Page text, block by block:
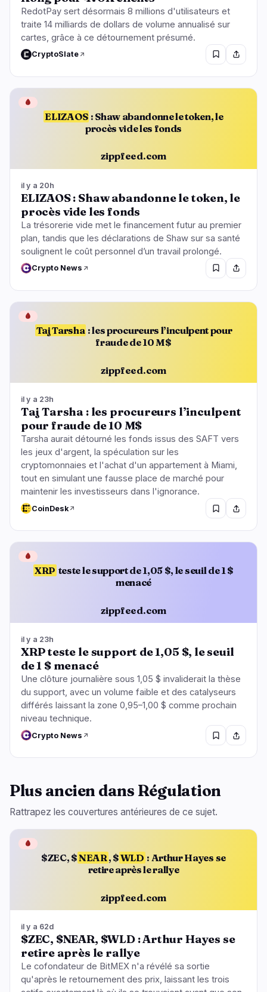
RedotPay sert désormais 8 millions d'utilisateurs et
traite 14 milliards de dollars de volume annualisé sur
cartes, grâce à ce détournement présumé.
CryptoSlate
ELIZAOS : Shaw abandonne le token, le
procès vide les fonds
zippfeed.com
🩸
il y a 20h
ELIZAOS : Shaw abandonne le token, le
procès vide les fonds
La trésorerie vide met le financement futur au premier
plan, tandis que les déclarations de Shaw sur sa santé
soulignent le coût personnel d’un travail prolongé.
Crypto News
Taj Tarsha : les procureurs l’inculpent pour
fraude de 10 M$
zippfeed.com
🩸
il y a 23h
Taj Tarsha : les procureurs l’inculpent
pour fraude de 10 M$
Tarsha aurait détourné les fonds issus des SAFT vers
les jeux d'argent, la spéculation sur les
cryptomonnaies et l'achat d'un appartement à Miami,
tout en simulant une fausse place de marché pour
maintenir les investisseurs dans l'ignorance.
CoinDesk
XRP teste le support de 1,05 $, le seuil de 1 $
menacé
zippfeed.com
🩸
il y a 23h
XRP teste le support de 1,05 $, le seuil
de 1 $ menacé
Une clôture journalière sous 1,05 $ invaliderait la thèse
du support, avec un volume faible et des catalyseurs
différés laissant la zone 0,95–1,00 $ comme prochain
niveau technique.
Crypto News
Plus ancien dans Régulation
Rattrapez les couvertures antérieures de ce sujet.
$ZEC, $NEAR, $WLD : Arthur Hayes se
retire après le rallye
zippfeed.com
🩸
il y a 62d
$ZEC, $NEAR, $WLD : Arthur Hayes se
retire après le rallye
Le cofondateur de BitMEX n'a révélé sa sortie
qu'après le retournement des prix, laissant les trois